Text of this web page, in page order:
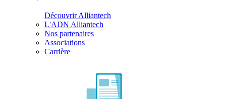
Découvrir Alliantech
L'ADN Alliantech
Nos partenaires
Associations
Carrière